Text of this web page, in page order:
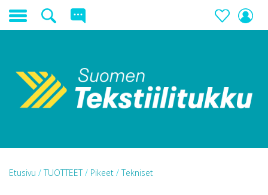
Etusivu /TUOTTEET/ Pikeet /Tekniset